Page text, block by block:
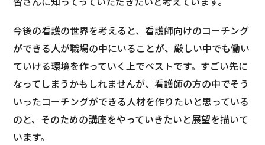
今後の看護の世界を考えると、看護師向けのコーチング
ができる人が職場の中にいることが、厳しい中でも働い
ていける環境を作っていく上でベストです。すごい先に
なってしまうかもしれませんが、看護師の方の中でそう
いったコーチングができる人材を作りたいと思っている
のと、そのための講座をやっていきたいと展望を描いて
います。